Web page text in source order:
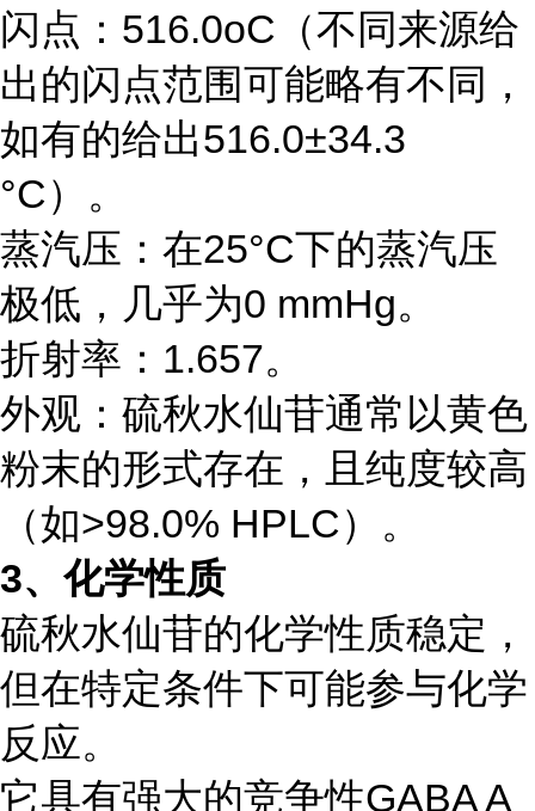
闪点：516.0oC（不同来源给
出的闪点范围可能略有不同，
如有的给出516.0±34.3
°C）。
蒸汽压：在25°C下的蒸汽压
极低，几乎为0 mmHg。
折射率：1.657。
外观：硫秋水仙苷通常以黄色
粉末的形式存在，且纯度较高
（如>98.0% HPLC）。
3、化学性质
硫秋水仙苷的化学性质稳定，
但在特定条件下可能参与化学
反应。
它具有强大的竞争性GABA A